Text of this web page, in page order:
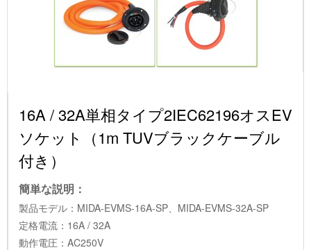
16A / 32A単相タイプ2IEC62196オスEV
ソケット（1m TUVブラックケーブル
付き）
簡単な説明：
製品モデル：MIDA-EVMS-16A-SP、MIDA-EVMS-32A-SP
定格電流：16A / 32A
動作電圧：AC250V